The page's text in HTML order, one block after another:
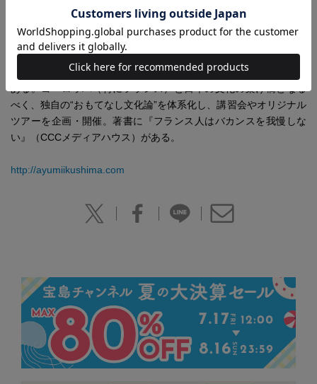
ーディネーターの資格や、アロマ検定1級、メディカルハーブ検
定、フランスのパフューマー講座のディプロマを取得。有名シェ
フのアテンドや、クラシック音楽関連のテレビ番組でインタビュ
ーも担当。ライフワークとして、フランス風の花束レッスンを京
都で開催。カンヌ映画祭の会場花装飾にも協力、参加した経験が
べく、独自の“おもてなし文化論”を体系化し、講習会やオリジナル
ツアーを企画・開催。著書に『フランス人はバカンスを我慢しな
い』（CCCメディアハウス）がある。
http://ayumiikushima.com